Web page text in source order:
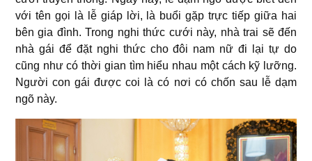
với tên gọi là lễ giáp lời, là buổi gặp trực tiếp giữa hai
bên gia đình. Trong nghi thức cưới này, nhà trai sẽ đến
nhà gái để đặt nghi thức cho đôi nam nữ đi lại tự do
cũng như có thời gian tìm hiểu nhau một cách kỹ lưỡng.
Người con gái được coi là có nơi có chốn sau lễ dạm
ngõ này.